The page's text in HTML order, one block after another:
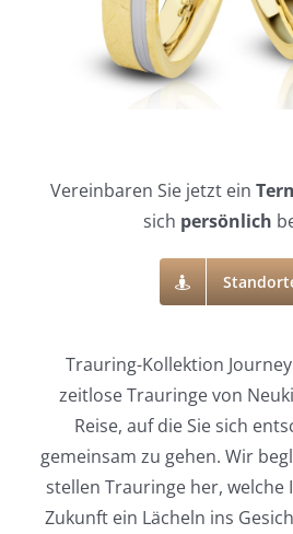
Vereinbaren Sie jetzt ein
sich persönlich
Trauring-Kollektion
zeitlose Trauringe von
Reise, auf die Sie sich
gemeinsam zu gehen. Wir
stellen Trauringe her, welche
Zukunft ein Lächeln ins